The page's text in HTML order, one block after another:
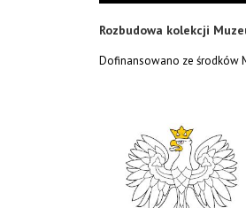
Rozbudowa kolekcji
Dofinansowano ze środków